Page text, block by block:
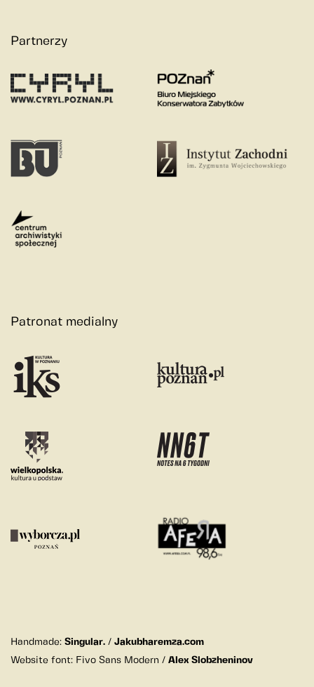
Partnerzy
Patronat medialny
Handmade: Singular. / Jakubharemza.com
Website font: Fivo Sans Modern / Alex Slobzheninov